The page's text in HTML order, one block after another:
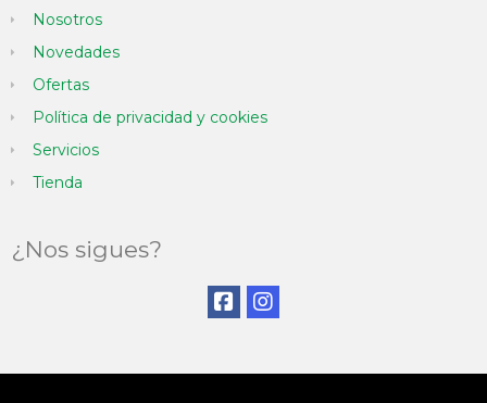
Nosotros
Novedades
Ofertas
Política de privacidad y cookies
Servicios
Tienda
¿Nos sigues?